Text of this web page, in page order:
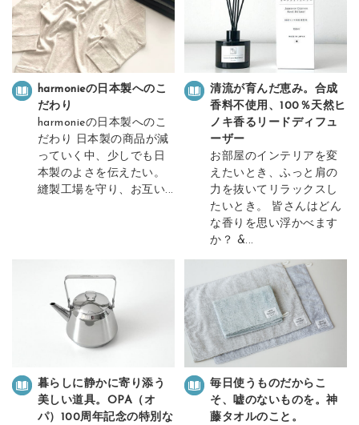
harmonieの日本製へのこ
だわり
harmonieの日本製へのこ
だわり 日本製の商品が減
っていく中、少しでも日
本製のよさを伝えたい。
縫製工場を守り、お互い...
清流が育んだ恵み。合成
香料不使用、100％天然ヒ
ノキ香るリードディフュ
ーザー
お部屋のインテリアを変
えたいとき、ふっと肩の
力を抜いてリラックスし
たいとき。 皆さんはどん
な香りを思い浮かべます
か？ &...
暮らしに静かに寄り添う
美しい道具。OPA（オ
パ）100周年記念の特別な
毎日使うものだからこ
そ、嘘のないものを。神
藤タオルのこと。